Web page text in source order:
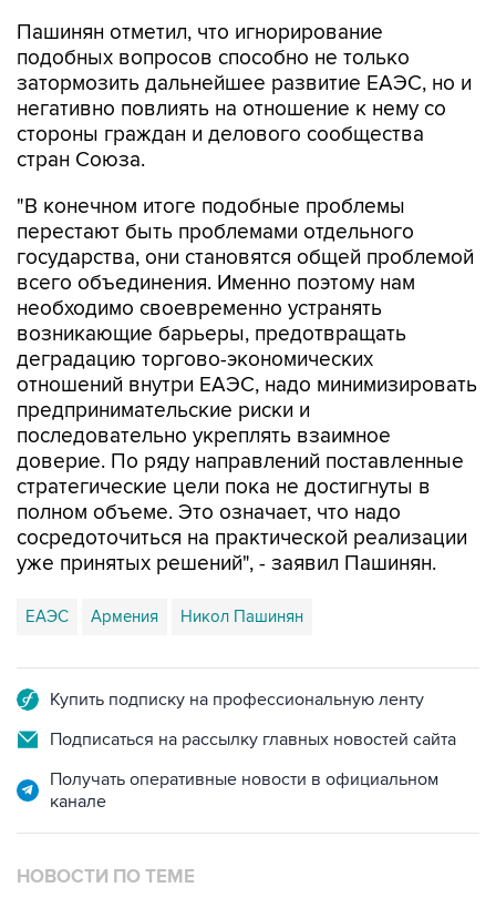
Пашинян отметил, что игнорирование
подобных вопросов способно не только
затормозить дальнейшее развитие ЕАЭС, но и
негативно повлиять на отношение к нему со
стороны граждан и делового сообщества
стран Союза.
"В конечном итоге подобные проблемы
перестают быть проблемами отдельного
государства, они становятся общей проблемой
всего объединения. Именно поэтому нам
необходимо своевременно устранять
возникающие барьеры, предотвращать
деградацию торгово-экономических
отношений внутри ЕАЭС, надо минимизировать
предпринимательские риски и
последовательно укреплять взаимное
доверие. По ряду направлений поставленные
стратегические цели пока не достигнуты в
полном объеме. Это означает, что надо
сосредоточиться на практической реализации
уже принятых решений", - заявил Пашинян.
ЕАЭС Армения Никол Пашинян
Купить подписку на профессиональную ленту
Подписаться на рассылку главных новостей сайта
Получать оперативные новости в официальном
канале
НОВОСТИ ПО ТЕМЕ